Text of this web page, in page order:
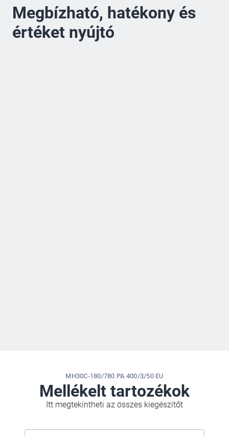
Megbízható, hatékony és
értéket nyújtó
MH30C-180/780 PA 400/3/50 EU
Mellékelt tartozékok
Itt megtekintheti az összes kiegészítőt